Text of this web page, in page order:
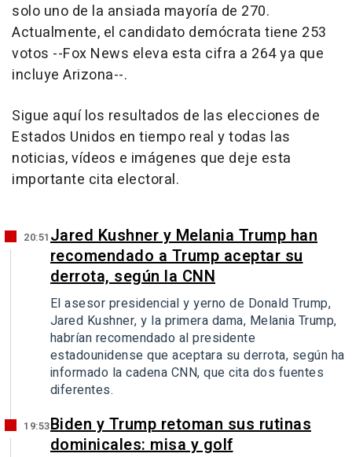
solo uno de la ansiada mayoría de 270.
Actualmente, el candidato demócrata tiene 253
votos --Fox News eleva esta cifra a 264 ya que
incluye Arizona--.
Sigue aquí los resultados de las elecciones de
Estados Unidos en tiempo real y todas las
noticias, vídeos e imágenes que deje esta
importante cita electoral.
20:51Jared Kushner y Melania Trump han
recomendado a Trump aceptar su
derrota, según la CNN
El asesor presidencial y yerno de Donald Trump,
Jared Kushner, y la primera dama, Melania Trump,
habrían recomendado al presidente
estadounidense que aceptara su derrota, según ha
informado la cadena CNN, que cita dos fuentes
diferentes.
19:53Biden y Trump retoman sus rutinas
dominicales: misa y golf